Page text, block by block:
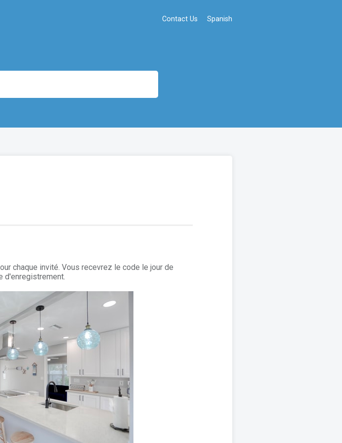
Contact Us Spanish
chaque invité. Vous recevrez le code le jour de
d'enregistrement.